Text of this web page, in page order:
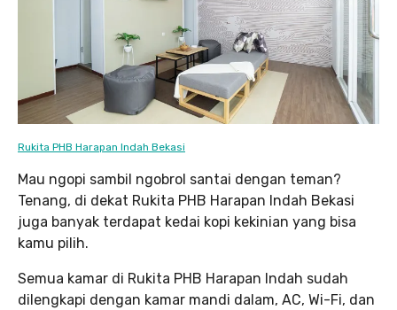
Rukita PHB Harapan Indah Bekasi
Mau ngopi sambil ngobrol santai dengan teman?
Tenang, di dekat Rukita PHB Harapan Indah Bekasi
juga banyak terdapat kedai kopi kekinian yang bisa
kamu pilih.
Semua kamar di Rukita PHB Harapan Indah sudah
dilengkapi dengan kamar mandi dalam, AC, Wi-Fi, dan